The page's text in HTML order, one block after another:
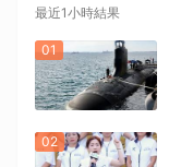
最近1小時結果
01
02